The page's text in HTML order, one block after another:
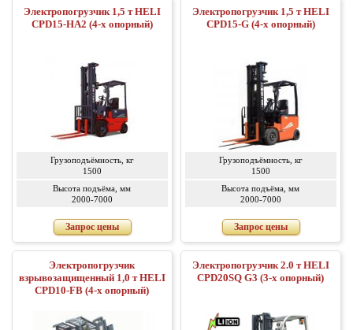
Электропогрузчик 1,5 т HELI
CPD15-HA2 (4-х опорный)
Грузоподъёмность, кг
1500
Высота подъёма, мм
2000-7000
Запрос цены
Электропогрузчик 1,5 т HELI
CPD15-G (4-х опорный)
Грузоподъёмность, кг
1500
Высота подъёма, мм
2000-7000
Запрос цены
Электропогрузчик
взрывозащищенный 1,0 т HELI
CPD10-FB (4-х опорный)
Электропогрузчик 2.0 т HELI
CPD20SQ G3 (3-х опорный)